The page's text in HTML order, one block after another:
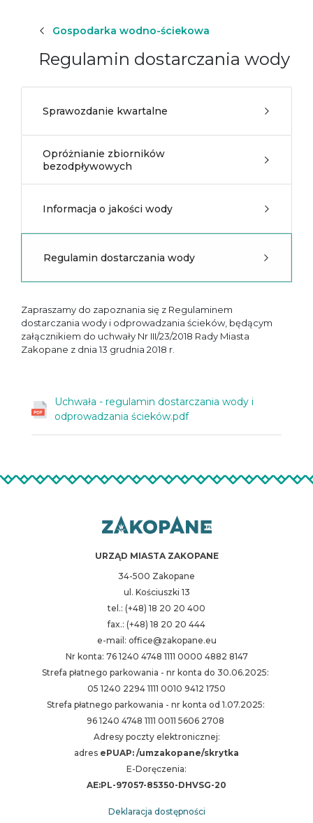
Gospodarka wodno-ściekowa
Regulamin dostarczania wody
Sprawozdanie kwartalne
Opróżnianie zbiorników
bezodpływowych
Informacja o jakości wody
Regulamin dostarczania wody
Zapraszamy do zapoznania się z Regulaminem
dostarczania wody i odprowadzania ścieków, będącym
załącznikiem do uchwały Nr III/23/2018 Rady Miasta
Zakopane z dnia 13 grudnia 2018 r.
Uchwała - regulamin dostarczania wody i
odprowadzania ścieków.pdf
URZĄD MIASTA ZAKOPANE
34-500 Zakopane
ul. Kościuszki 13
tel.: (+48) 18 20 20 400
fax.: (+48) 18 20 20 444
e-mail: office@zakopane.eu
Nr konta: 76 1240 4748 1111 0000 4882 8147
Strefa płatnego parkowania - nr konta do 30.06.2025:
05 1240 2294 1111 0010 9412 1750
Strefa płatnego parkowania - nr konta od 1.07.2025:
96 1240 4748 1111 0011 5606 2708
Adresy poczty elektronicznej:
adres ePUAP: /umzakopane/skrytka
E-Doręczenia:
AE:PL-97057-85350-DHVSG-20
Deklaracja dostępności